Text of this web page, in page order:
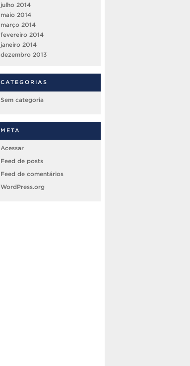
julho 2014
maio 2014
março 2014
fevereiro 2014
janeiro 2014
dezembro 2013
CATEGORIAS
Sem categoria
META
Acessar
Feed de posts
Feed de comentários
WordPress.org